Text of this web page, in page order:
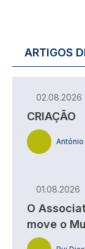
ARTIGOS
02.08.2026
CRIAÇÃO
António
01.08.2026
O
move o